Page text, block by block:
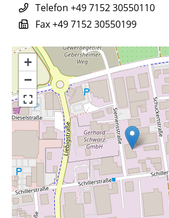
Telefon +49 7152 30550110
Fax+49 7152 30550199
+
−